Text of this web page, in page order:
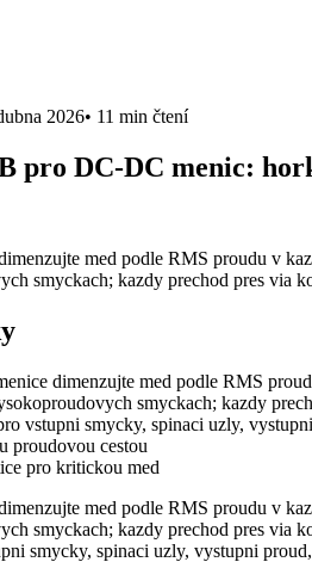
2026• 11 min čtení
pro DC-DC menic:
med podle RMS proudu v
smyckach; kazdy prechod pres via
dimenzujte med podle RMS
smyckach; kazdy
vstupni smycky, spinaci uzly,
proudovou cestou
pro kritickou med
med podle RMS proudu v
smyckach; kazdy prechod pres via
smycky, spinaci uzly, vystupni